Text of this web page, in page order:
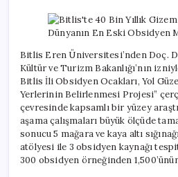
Bitlis Eren Üniversitesi’nden Doç.
Kültür ve Turizm Bakanlığı’nın
Bitlis İli Obsidyen Ocakları, Yol
Yerlerinin Belirlenmesi Projesi”
çevresinde kapsamlı bir yüzey
aşama çalışmaları büyük ölçüde
sonucu 5 mağara ve kaya altı
atölyesi ile 3 obsidyen kaynağı
300 obsidyen örneğinden